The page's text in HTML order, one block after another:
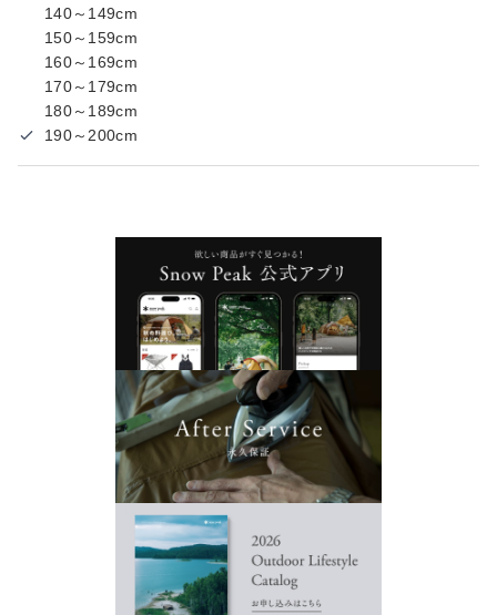
140～149cm
150～159cm
160～169cm
170～179cm
180～189cm
190～200cm